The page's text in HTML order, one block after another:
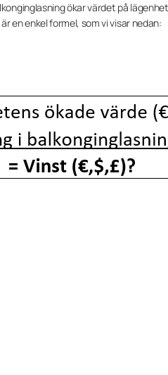
ökar värdet på
en enkel formel, som vi visar nedan: